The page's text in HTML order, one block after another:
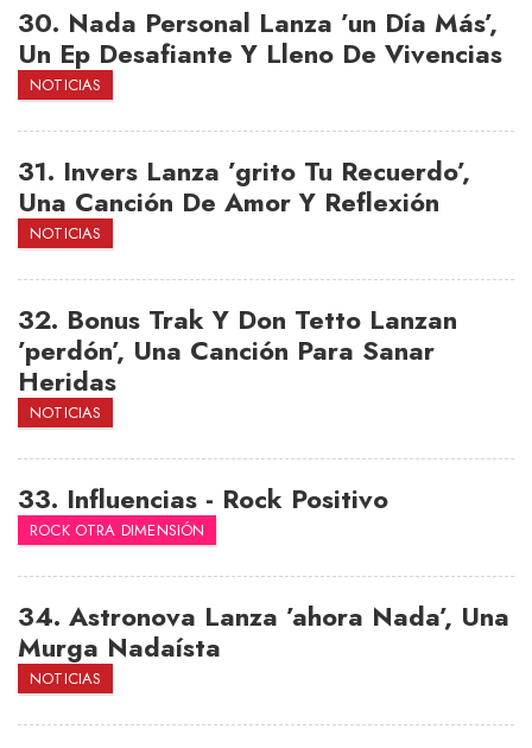
30. Nada Personal Lanza ’un Día Más’,
Un Ep Desafiante Y Lleno De Vivencias
NOTICIAS
31. Invers Lanza ’grito Tu Recuerdo’,
Una Canción De Amor Y Reflexión
NOTICIAS
32. Bonus Trak Y Don Tetto Lanzan
’perdón’, Una Canción Para Sanar
Heridas
NOTICIAS
33. Influencias - Rock Positivo
ROCK OTRA DIMENSIÓN
34. Astronova Lanza ’ahora Nada’, Una
Murga Nadaísta
NOTICIAS